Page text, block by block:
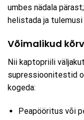
umbes nädala
helistada ja tulemusi
Võimalikud
Nii kaptopriili
supressioonitestid
kogeda:
Peapööritus või